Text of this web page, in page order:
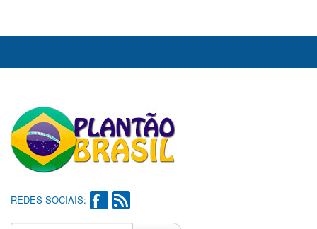
REDES SOCIAIS: